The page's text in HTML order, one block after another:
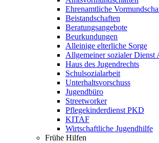
Ehrenamtliche
Beistandschaften
Beratungsangebote
Beurkundungen
Alleinige elterliche Sorge
Allgemeiner sozialer Dienst
Haus des Jugendrechts
Schulsozialarbeit
Unterhaltsvorschuss
Jugendbüro
Streetworker
Pflegekinderdienst PKD
KITAF
Wirtschaftliche Jugendhilfe
Frühe Hilfen